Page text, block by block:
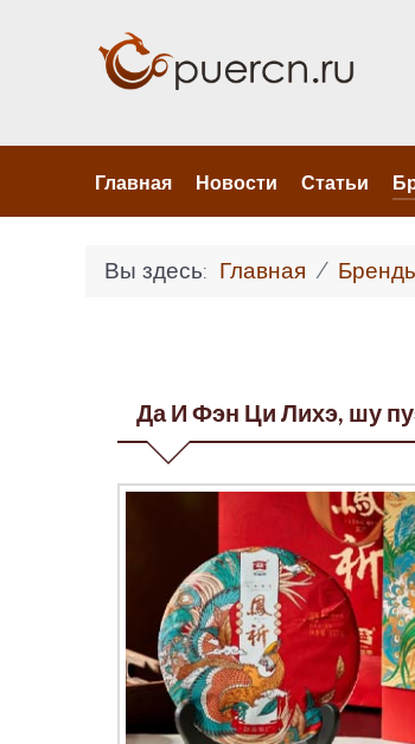
Главная Новости Статьи
Вы здесь: Главная
Да И Фэн Ци Лихэ, шу